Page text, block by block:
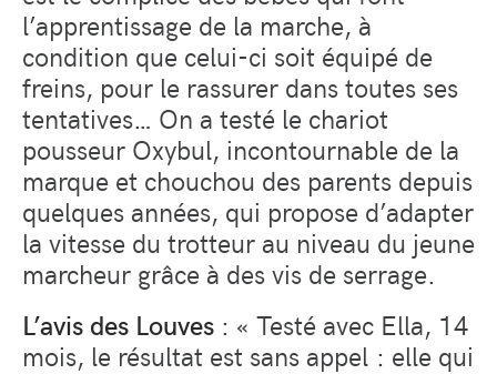
l’apprentissage de la marche, à
condition que celui-ci soit équipé de
freins, pour le rassurer dans toutes ses
tentatives… On a testé le chariot
pousseur Oxybul, incontournable de la
marque et chouchou des parents depuis
quelques années, qui propose d’adapter
la vitesse du trotteur au niveau du jeune
marcheur grâce à des vis de serrage.
L’avis des Louves : « Testé avec Ella, 14
mois, le résultat est sans appel : elle qui